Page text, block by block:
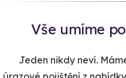
Vše umíme
Jeden nikdy neví.